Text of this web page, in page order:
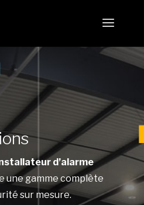
d’alarme
une gamme complète
sur mesure.